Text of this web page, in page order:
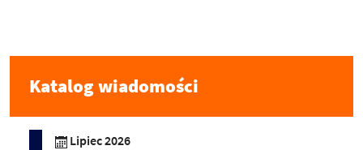
Katalog wiadomości
Lipiec 2026